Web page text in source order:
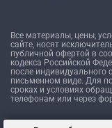
Все материалы, цены,
сайте, носят
публичной офертой в
кодекса Российской
после индивидуального
письменном виде. Для
сроках и условиях
телефонам или через